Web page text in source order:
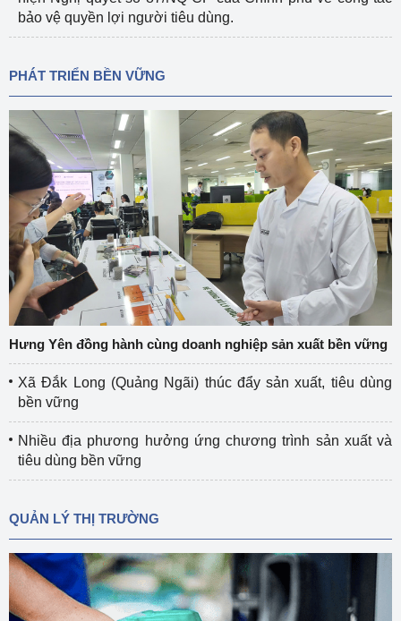
bảo vệ quyền lợi người tiêu dùng.
PHÁT TRIỂN BỀN VỮNG
Hưng Yên đồng hành cùng doanh nghiệp sản xuất bền vững
Xã Đắk Long (Quảng Ngãi) thúc đẩy sản xuất, tiêu dùng
bền vững
Nhiều địa phương hưởng ứng chương trình sản xuất và
tiêu dùng bền vững
QUẢN LÝ THỊ TRƯỜNG